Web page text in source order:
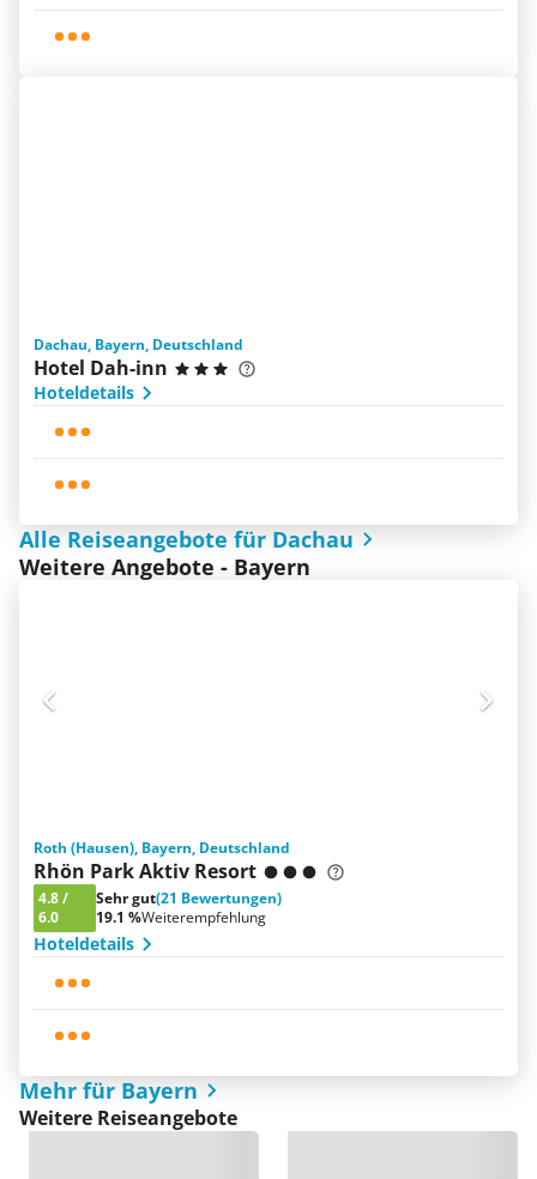
Dachau, Bayern, Deutschland
Hotel Dah-inn
Hoteldetails
Alle Reiseangebote für Dachau
Weitere Angebote - Bayern
Roth (Hausen), Bayern, Deutschland
Rhön Park Aktiv Resort
4.8/
6.0
Sehr gut(21 Bewertungen)
19.1 %Weiterempfehlung
Hoteldetails
Mehr für Bayern
Weitere Reiseangebote